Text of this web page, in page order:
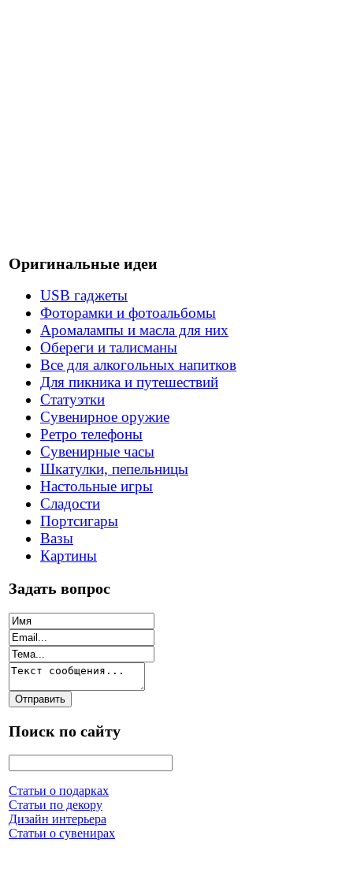
Оригинальные идеи
USB гаджеты
Фоторамки и фотоальбомы
Аромалампы и масла для них
Обереги и талисманы
Все для алкогольных напитков
Для пикника и путешествий
Статуэтки
Сувенирное оружие
Ретро телефоны
Сувенирные часы
Шкатулки, пепельницы
Настольные игры
Сладости
Портсигары
Вазы
Картины
Задать вопрос
Поиск по сайту
Статьи о подарках
Статьи по декору
Дизайн интерьера
Статьи о сувенирах